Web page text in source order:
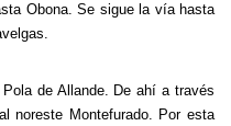
Obona. Se sigue la vía hasta
de Allande. De ahí a través
noreste Montefurado. Por esta